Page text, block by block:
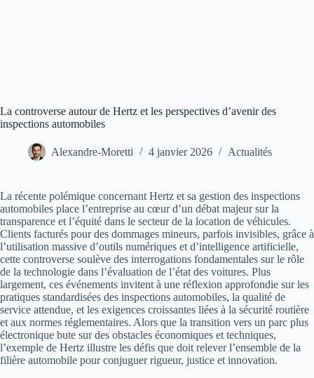
La controverse autour de Hertz et les perspectives d’avenir des
inspections automobiles
Alexandre-Moretti 4 janvier 2026 Actualités
La récente polémique concernant Hertz et sa gestion des inspections
automobiles place l’entreprise au cœur d’un débat majeur sur la
transparence et l’équité dans le secteur de la location de véhicules.
Clients facturés pour des dommages mineurs, parfois invisibles, grâce à
l’utilisation massive d’outils numériques et d’intelligence artificielle,
cette controverse soulève des interrogations fondamentales sur le rôle
de la technologie dans l’évaluation de l’état des voitures. Plus
largement, ces événements invitent à une réflexion approfondie sur les
pratiques standardisées des inspections automobiles, la qualité de
service attendue, et les exigences croissantes liées à la sécurité routière
et aux normes réglementaires. Alors que la transition vers un parc plus
électronique bute sur des obstacles économiques et techniques,
l’exemple de Hertz illustre les défis que doit relever l’ensemble de la
filière automobile pour conjuguer rigueur, justice et innovation.